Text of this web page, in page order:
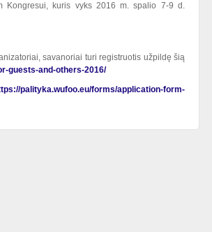
Kongresui, kuris vyks 2016 m. spalio 7-9 d.
savanoriai turi registruotis užpildę šią
guests-and-others-2016/
palityka.wufoo.eu/forms/application-form-